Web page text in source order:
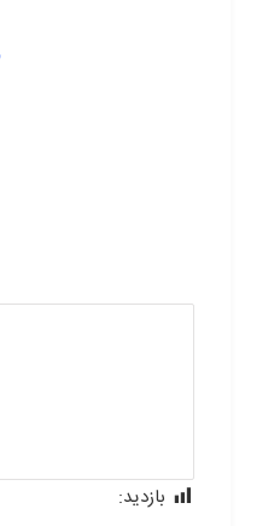
بازدید: